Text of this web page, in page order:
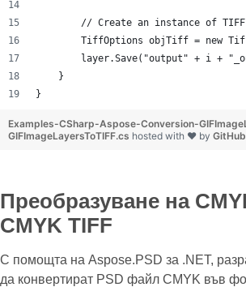
// Create an instance of
TiffOptions objTiff = new
layer.Save("output" + i +
    }
}
Examples-CSharp-Aspose-Conversion-
GIFImageLayersToTIFF.cs hosted with ❤ by GitHub
Преобразуване на
CMYK TIFF
С помощта на Aspose.PSD за .NET,
да конвертират PSD файл CMYK във